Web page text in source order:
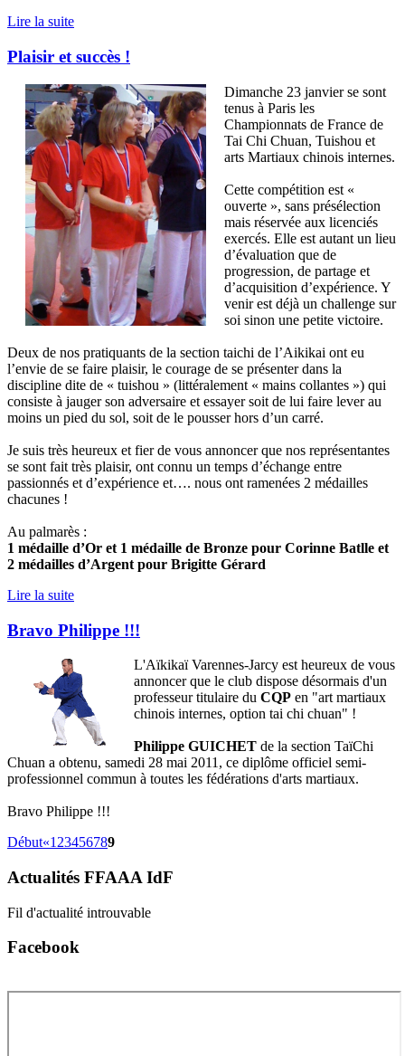
Lire la suite
Plaisir et succès !
Dimanche 23 janvier se sont
tenus à Paris les
Championnats de France de
Tai Chi Chuan, Tuishou et
arts Martiaux chinois internes.
Cette compétition est «
ouverte », sans présélection
mais réservée aux licenciés
exercés. Elle est autant un lieu
d’évaluation que de
progression, de partage et
d’acquisition d’expérience. Y
venir est déjà un challenge sur
soi sinon une petite victoire.
Deux de nos pratiquants de la section taichi de l’Aikikai ont eu
l’envie de se faire plaisir, le courage de se présenter dans la
discipline dite de « tuishou » (littéralement « mains collantes ») qui
consiste à jauger son adversaire et essayer soit de lui faire lever au
moins un pied du sol, soit de le pousser hors d’un carré.
Je suis très heureux et fier de vous annoncer que nos représentantes
se sont fait très plaisir, ont connu un temps d’échange entre
passionnés et d’expérience et…. nous ont ramenées 2 médailles
chacunes !
Au palmarès :
1 médaille d’Or et 1 médaille de Bronze pour Corinne Batlle et
2 médailles d’Argent pour Brigitte Gérard
Lire la suite
Bravo Philippe !!!
L'Aïkikaï Varennes-Jarcy est heureux de vous
annoncer que le club dispose désormais d'un
professeur titulaire du CQP en "art martiaux
chinois internes, option tai chi chuan" !
Philippe GUICHET de la section TaïChi
Chuan a obtenu, samedi 28 mai 2011, ce diplôme officiel semi-
professionnel commun à toutes les fédérations d'arts martiaux.
Bravo Philippe !!!
Début«1 23456789
Actualités FFAAA IdF
Fil d'actualité introuvable
Facebook